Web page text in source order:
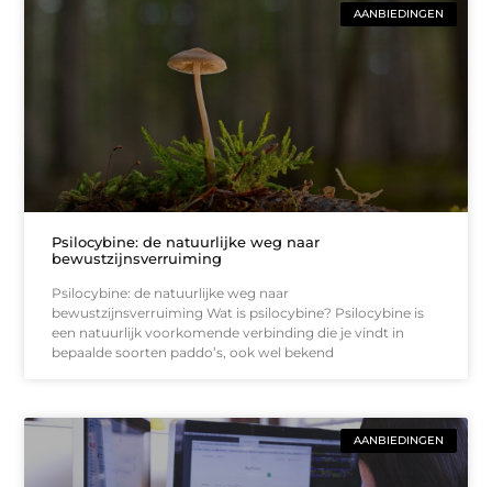
AANBIEDINGEN
Psilocybine: de natuurlijke weg naar
bewustzijnsverruiming
Psilocybine: de natuurlijke weg naar
bewustzijnsverruiming Wat is psilocybine? Psilocybine is
een natuurlijk voorkomende verbinding die je vindt in
bepaalde soorten paddo’s, ook wel bekend
AANBIEDINGEN